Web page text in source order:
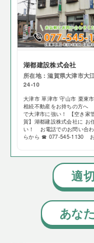
湖都建設株式会社
所在地：滋賀県大津市大
24-10
大津市 草津市 守山市 栗東
相続不動産をお持ちの方へ
で大津市に強い！ 【空き家
賀】湖都建設株式会社に お
い！ お電話でのお問い合
らから ☎ 077-545-1130
適
あな